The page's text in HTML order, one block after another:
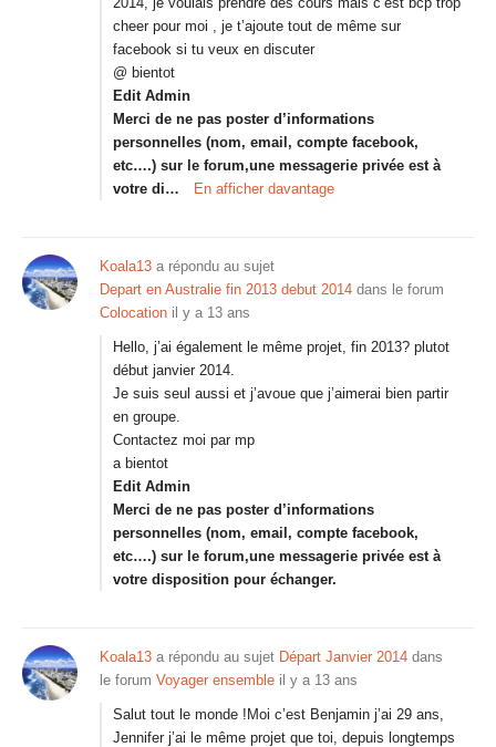
cheer pour moi , je t’ajoute tout de même sur
facebook si tu veux en discuter
@ bientot
Edit Admin
Merci de ne pas poster d’informations
personnelles (nom, email, compte facebook,
etc….) sur le forum,une messagerie privée est à
votre di…
En afficher davantage
Koala13 a répondu au sujet
Depart en Australie fin 2013 debut 2014 dans le forum
Colocation il y a 13 ans
Hello, j’ai également le même projet, fin 2013? plutot
début janvier 2014.
Je suis seul aussi et j’avoue que j’aimerai bien partir
en groupe.
Contactez moi par mp
a bientot
Edit Admin
Merci de ne pas poster d’informations
personnelles (nom, email, compte facebook,
etc….) sur le forum,une messagerie privée est à
votre disposition pour échanger.
Koala13 a répondu au sujet Départ Janvier 2014 dans
le forum Voyager ensemble il y a 13 ans
Salut tout le monde !Moi c’est Benjamin j’ai 29 ans,
Jennifer j’ai le même projet que toi, depuis longtemps